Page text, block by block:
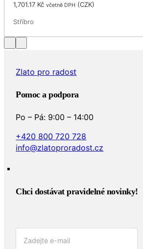
1,701.17 Kč včetně DPH (CZK)
Stříbro
Zlato pro radost
Pomoc a podpora
Po – Pá: 9:00 – 14:00
+420 800 720 728
info@zlatoproradost.cz
Chci dostávat pravidelné novinky!​